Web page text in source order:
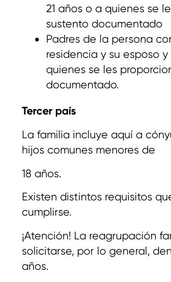
21 años o a quienes se
sustento documentado
Padres de la persona
residencia y su esposo
quienes se les
documentado.
Tercer país
La familia incluye aquí a
hijos comunes menores de
18 años.
Existen distintos requisitos
cumplirse.
¡Atención! La reagrupación
solicitarse, por lo general,
años.